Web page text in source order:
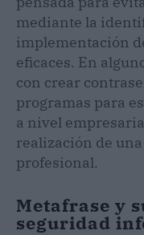
mediante la
implementación
eficaces. En
con crear
programas para
a nivel
realización de
profesional.
Metafrase y
seguridad